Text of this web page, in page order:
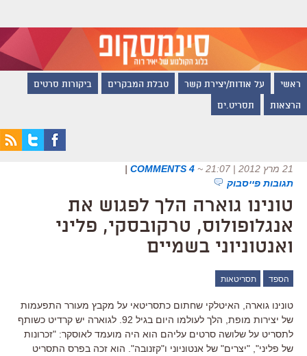
ראשי על אודות/יצירת קשר טבלת המבקרים ביקורות סרטים
הרצאות תסריט.ים
21 מרץ 2012 | 21:07 ~
4 COMMENTS
|
תגובות פייסבוק
טונינו גוארה הלך לפגוש את
אנגלופולוס, טרקובסקי, פליני
ואנטוניוני בשמיים
הספד תסריטאות
טונינו גוארה, האיטלקי שחתום כתסריטאי על מקבץ מעורר התפעמות
של יצירות מופת, הלך לעולמו היום בגיל 92. לגוארה יש קרדיט כשותף
לתסריט על שלושה סרטים עליהם הוא היה מועמד לאוסקר: "זכרונות
של פליני", "יצרים" של אנטוניוני ו"קזנובה". הוא זכה בפרס התסריט